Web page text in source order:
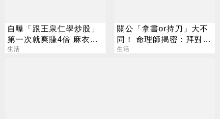
自曝「跟王泉仁學炒股」
第一次就爽賺4倍 麻衣：
感謝指導
生活
關公「拿書or持刀」大不
同！ 命理師揭密：拜對大
加分、拜錯恐虧本
生活